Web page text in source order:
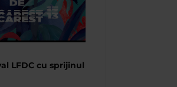
LFDC cu sprijinul